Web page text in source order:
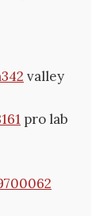
valley
pro lab